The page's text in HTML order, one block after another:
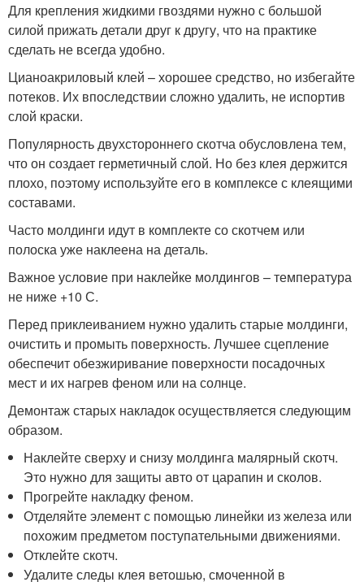
Для крепления жидкими гвоздями нужно с большой
силой прижать детали друг к другу, что на практике
сделать не всегда удобно.
Цианоакриловый клей – хорошее средство, но избегайте
потеков. Их впоследствии сложно удалить, не испортив
слой краски.
Популярность двухстороннего скотча обусловлена тем,
что он создает герметичный слой. Но без клея держится
плохо, поэтому используйте его в комплексе с клеящими
составами.
Часто молдинги идут в комплекте со скотчем или
полоска уже наклеена на деталь.
Важное условие при наклейке молдингов – температура
не ниже +10 С.
Перед приклеиванием нужно удалить старые молдинги,
очистить и промыть поверхность. Лучшее сцепление
обеспечит обезжиривание поверхности посадочных
мест и их нагрев феном или на солнце.
Демонтаж старых накладок осуществляется следующим
образом.
Наклейте сверху и снизу молдинга малярный скотч.
Это нужно для защиты авто от царапин и сколов.
Прогрейте накладку феном.
Отделяйте элемент с помощью линейки из железа или
похожим предметом поступательными движениями.
Отклейте скотч.
Удалите следы клея ветошью, смоченной в